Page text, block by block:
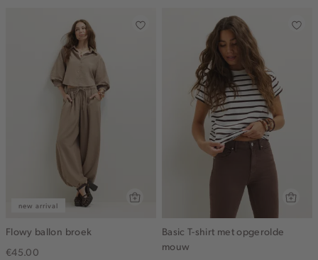
new arrival
Flowy ballon broek
€45.00
Basic T-shirt met opgerolde
mouw